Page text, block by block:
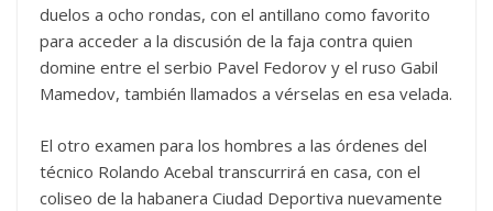
duelos a ocho rondas, con el antillano como favorito
para acceder a la discusión de la faja contra quien
domine entre el serbio Pavel Fedorov y el ruso Gabil
Mamedov, también llamados a vérselas en esa velada.
El otro examen para los hombres a las órdenes del
técnico Rolando Acebal transcurrirá en casa, con el
coliseo de la habanera Ciudad Deportiva nuevamente